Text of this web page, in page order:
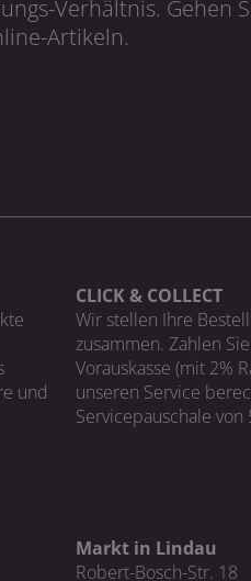
Verhältnis. Gehen
Artikeln.
und
CLICK & COLLECT
Wir stellen Ihre
zusammen. Zahlen
Vorauskasse (mit 2%
unseren Service
Servicepauschale von
Markt in Lindau
Robert-Bosch-Str. 18